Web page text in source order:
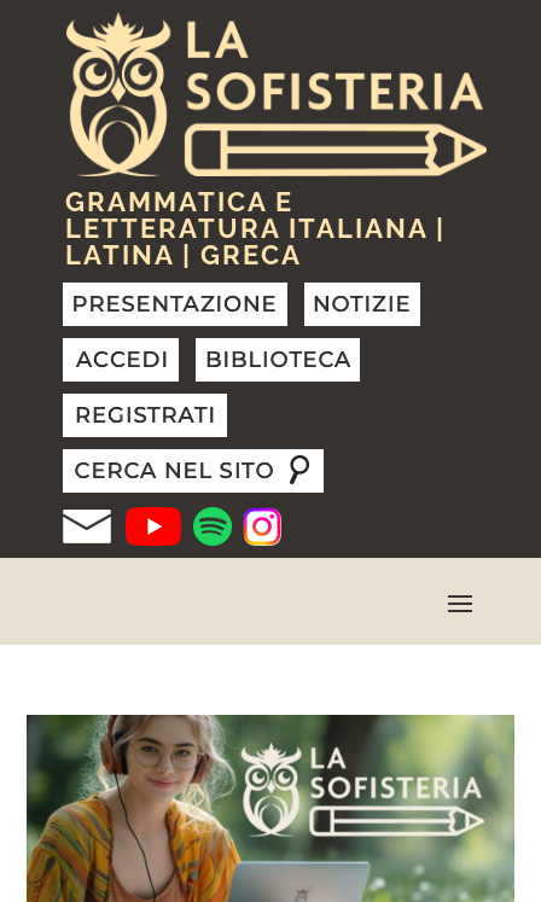
GRAMMATICA E
LETTERATURA ITALIANA |
LATINA | GRECA